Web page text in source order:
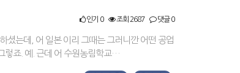
인기 0 조회 2687 댓글 0
셨는데, 어 일본 이리 그때는 그러니깐 어떤 공업
렇죠. 예. 근데 어 수원농림학교…